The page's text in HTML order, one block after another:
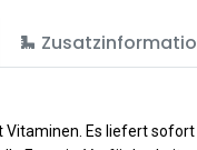
Es liefert